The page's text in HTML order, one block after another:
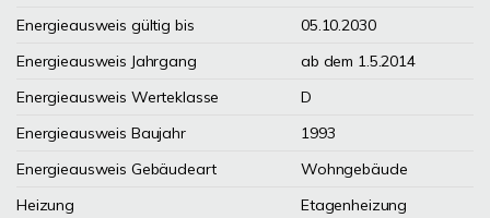
Energieausweis gültig bis
05.10.2030
Energieausweis Jahrgang
ab dem 1.5.2014
Energieausweis Werteklasse
D
Energieausweis Baujahr
1993
Energieausweis Gebäudeart
Wohngebäude
Heizung
Etagenheizung